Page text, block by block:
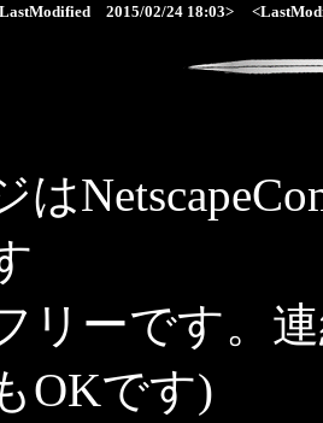
2015/02/24 18:03>
は
リーです。
OKです)